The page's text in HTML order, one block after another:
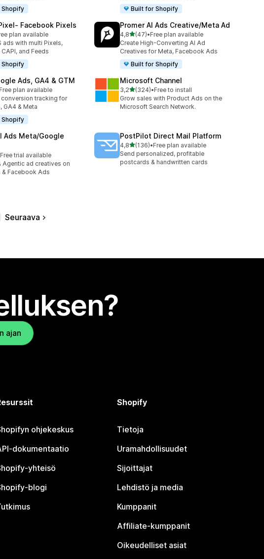
Shopify
Built for Shopify
Facebook Pixels
yhteensä
plan available
ads with multi Pixels,
and Feeds
Shopify
Promer AI Ads Creative/Meta Ad
4,8/ 5 tähteä
(47)
47 arvostelua yhteensä
•Free plan available
Create High-Converting AI Ad
Creatives for Meta, Facebook Ads
Built for Shopify
Ads, GA4 & GTM
yhteensä
plan available
tracking for
GA4 & Meta
Shopify
Microsoft Channel
3,2/ 5 tähteä
(324)
324 arvostelua yhteensä
•Free to install
Grow sales with Product Ads on the
Microsoft Search Network.
Ads Meta/Google
yhteensä
Free trial available
Agentic ad creatives on
Facebook Ads
PostPilot Direct Mail Platform
4,8/ 5 tähteä
(136)
136 arvostelua yhteensä
•Free plan available
Send personalized, profitable
postcards & handwritten cards
Seuraava
ajan
ohjekeskus
dokumentaatio
yhteisö
blogi
Shopify
Tietoja
Uramahdollisuudet
Sijoittajat
Lehdistö ja media
Kumppanit
Affiliate-kumppanit
Oikeudelliset asiat